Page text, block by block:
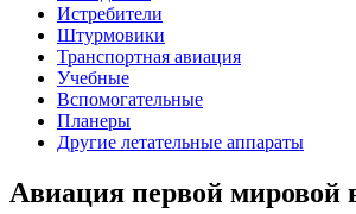
Истребители
Штурмовики
Транспортная авиация
Учебные
Вспомогательные
Планеры
Другие летательные аппараты
Авиация первой мировой